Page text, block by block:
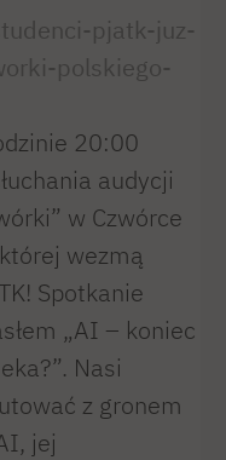
pjatk-juz-
polskiego-
20:00
audycji
w Czwórce
wezmą
Spotkanie
„AI – koniec
Nasi
z gronem
jej